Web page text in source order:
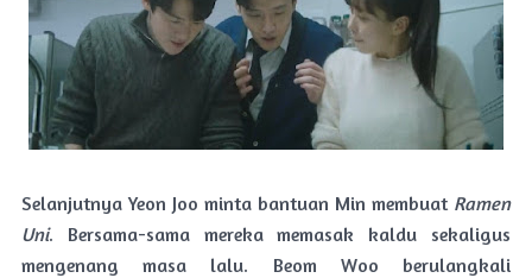
Selanjutnya Yeon Joo minta bantuan Min membuat Ramen
Uni. Bersama-sama mereka memasak kaldu sekaligus
mengenang masa lalu. Beom Woo berulangkali